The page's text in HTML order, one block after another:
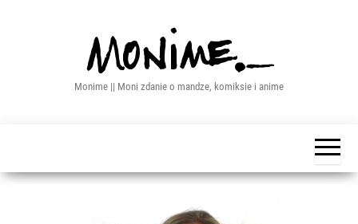
Monime || Moni zdanie o mandze, komiksie i anime